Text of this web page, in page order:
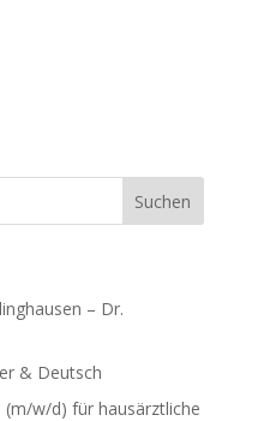
– Dr.
& Deutsch
(m/w/d) für hausärztliche